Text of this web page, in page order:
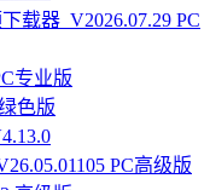
载器_V2026.07.29 PC
专业版
色版
PC高级版